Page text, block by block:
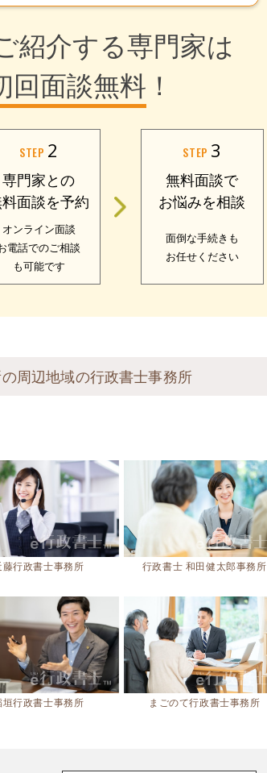
紹介する専門家は
回面談無料 ！
STEP 2
専門家との
面談を予約
オンライン面談
電話でのご相談
も可能です
STEP 3
無料面談で
お悩みを相談
面倒な手続きも
お任せください
周辺地域の行政書士事務所
藤行政書士事務所 行政書士 和田健太郎事務所
垣行政書士事務所 まごのて行政書士事務所